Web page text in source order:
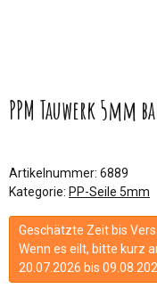
PPM Tauwerk 5mm
Artikelnummer: 6889
Kategorie: PP-Seile 5mm
Geschätzte Zeit bis
Wenn es eilt, bitte kurz
20.07.2026 bis